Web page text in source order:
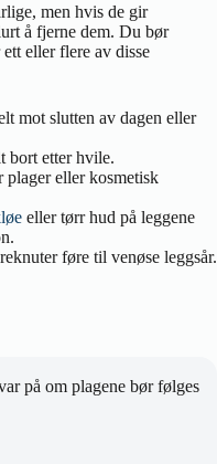
men hvis de gir
å fjerne dem. Du bør
eller flere av disse
mot slutten av dagen eller
bort etter hvile.
plager eller kosmetisk
eller tørr hud på leggene
føre til venøse leggsår.
på om plagene bør følges